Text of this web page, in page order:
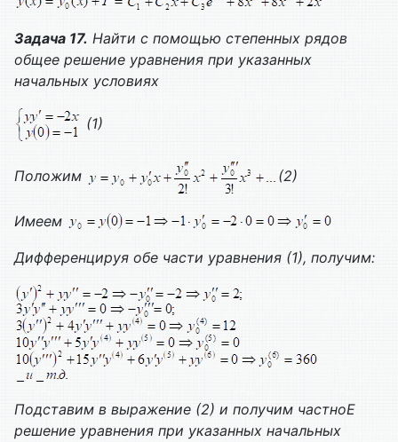
Задача 17. Найти с помощью степенных рядов
общее решение уравнения при указанных
начальных условиях
(1)
Положим (2)
Имеем
Дифференцируя обе части уравнения (1), получим:
Подставим в выражение (2) и получим частноЕ
решение уравнения при указанных начальных